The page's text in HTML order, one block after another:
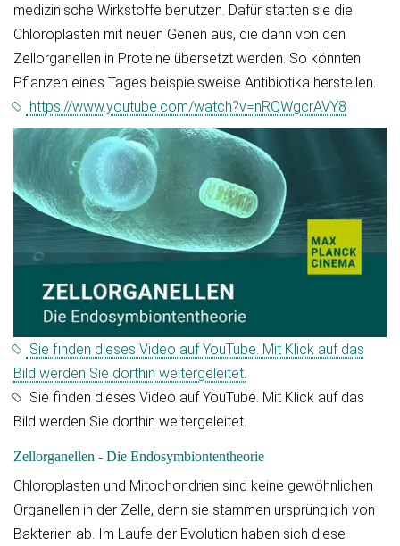
medizinische Wirkstoffe benutzen. Dafür statten sie die
Chloroplasten mit neuen Genen aus, die dann von den
Zellorganellen in Proteine übersetzt werden. So könnten
Pflanzen eines Tages beispielsweise Antibiotika herstellen.
https://www.youtube.com/watch?v=nRQWgcrAVY8
Sie finden dieses Video auf YouTube. Mit Klick auf das
Bild werden Sie dorthin weitergeleitet.
Sie finden dieses Video auf YouTube. Mit Klick auf das
Bild werden Sie dorthin weitergeleitet.
Zellorganellen - Die Endosymbiontentheorie
Chloroplasten und Mitochondrien sind keine gewöhnlichen
Organellen in der Zelle, denn sie stammen ursprünglich von
Bakterien ab. Im Laufe der Evolution haben sich diese